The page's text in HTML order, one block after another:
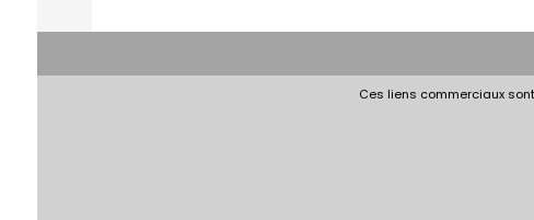
Ces liens commerciaux